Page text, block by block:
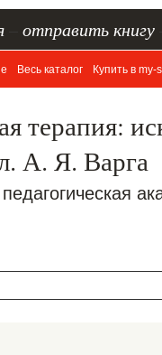
отправить книгу
Весь каталог Купить в my-
терапия:
А. Я. Варга